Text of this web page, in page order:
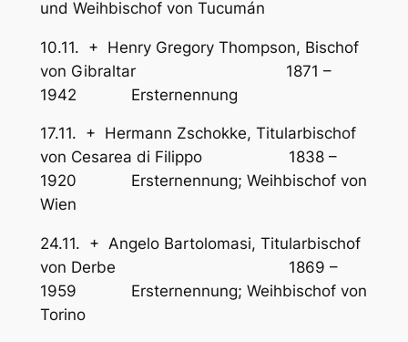
und Weihbischof von Tucumán
10.11. + Henry Gregory Thompson, Bischof
von Gibraltar 1871 –
1942 Ersternennung
17.11. + Hermann Zschokke, Titularbischof
von Cesarea di Filippo 1838 –
1920 Ersternennung; Weihbischof von
Wien
24.11. + Angelo Bartolomasi, Titularbischof
von Derbe 1869 –
1959 Ersternennung; Weihbischof von
Torino